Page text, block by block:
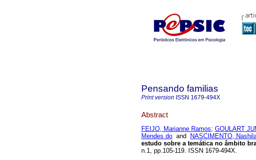
Pensando familias
Print version ISSN 1679-494X
Abstract
FEIJO, Marianne Ramos; GOULART
Mendes do and NASCIMENTO,
estudo sobre a temática no âmbito
n.1, pp.105-119. ISSN 1679-494X.